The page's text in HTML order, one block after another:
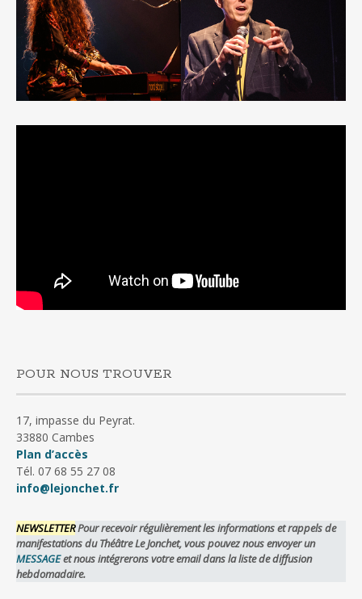
POUR NOUS TROUVER
17, impasse du Peyrat.
33880 Cambes
Plan d’accès
Tél. 07 68 55 27 08
info@lejonchet.fr
NEWSLETTERPour recevoir régulièrement les informations et rappels de
manifestations du Théâtre Le Jonchet, vous pouvez nous envoyer un
MESSAGEet nous intégrerons votre email dans la liste de diffusion
hebdomadaire.